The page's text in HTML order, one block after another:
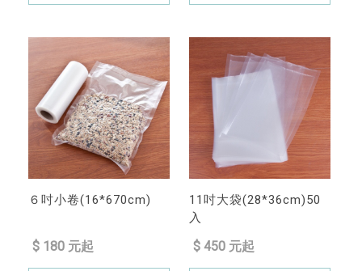
６吋小卷(16*670cm)
$ 180 元起
11吋大袋(28*36cm)50
入
$ 450 元起